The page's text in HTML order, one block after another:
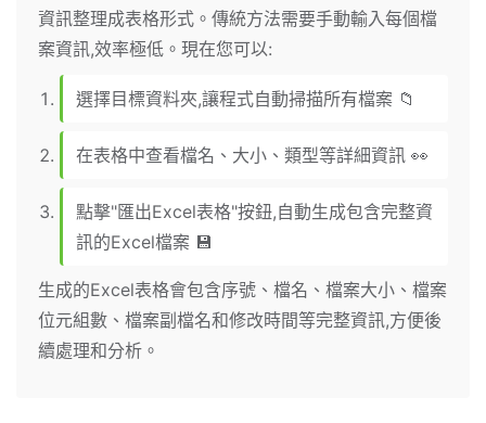
資訊整理成表格形式。傳統方法需要手動輸入每個檔
案資訊,效率極低。現在您可以:
選擇目標資料夾,讓程式自動掃描所有檔案 📁
在表格中查看檔名、大小、類型等詳細資訊 👀
點擊"匯出Excel表格"按鈕,自動生成包含完整資
訊的Excel檔案 💾
生成的Excel表格會包含序號、檔名、檔案大小、檔案
位元組數、檔案副檔名和修改時間等完整資訊,方便後
續處理和分析。